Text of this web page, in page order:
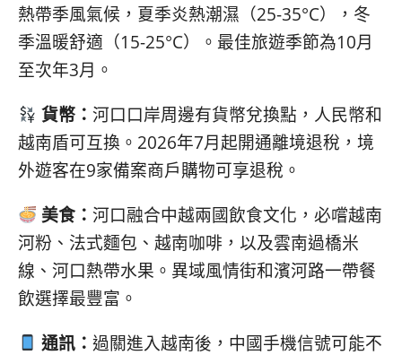
熱帶季風氣候，夏季炎熱潮濕（25-35°C），冬
季溫暖舒適（15-25°C）。最佳旅遊季節為10月
至次年3月。
貨幣：河口口岸周邊有貨幣兌換點，人民幣和
越南盾可互換。2026年7月起開通離境退稅，境
外遊客在9家備案商戶購物可享退稅。
美食：河口融合中越兩國飲食文化，必嚐越南
河粉、法式麵包、越南咖啡，以及雲南過橋米
線、河口熱帶水果。異域風情街和濱河路一帶餐
飲選擇最豐富。
通訊：過關進入越南後，中國手機信號可能不